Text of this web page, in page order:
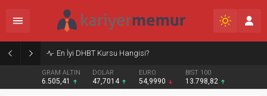
Burcular Pen — Sakarya’da doğru sistem, temiz montaj
GRAM ALTIN
6.505,41
DOLAR
47,7014
EURO
54,9990
BIST 100
13.798,82